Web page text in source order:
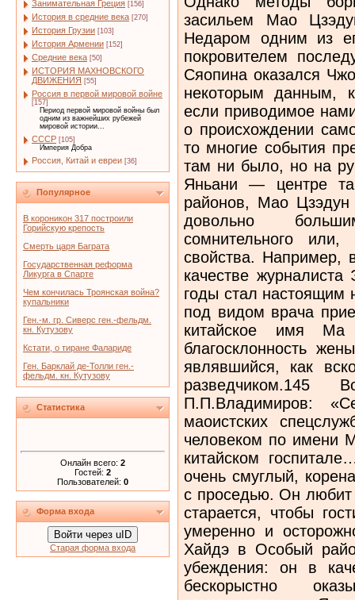
Занимательная Греция [156]
История в средние века [270]
История Грузии [103]
История Армении [152]
Средние века [50]
ИСТОРИЯ МАХНОВСКОГО
ДВИЖЕНИЯ [55]
Россия в первой мировой войне
[157]
Период первой мировой войны был
одним из важнейших рубежей
мировой истории...
СССР [105]
Империя Добра
Россия, Китай и евреи [36]
Популярное
В короникон 317 построили
Горийскую крепость
Смерть царя Баграта
Государственная реформа
Ликурга в Спарте
Чем кончилась Троянская война?
купальники
Ген.-м. гр. Сиверс ген.-фельдм.
кн. Кутузову
Кстати, о тиране Фалариде
Ген. Барклай де-Толли ген.-
фельдм. кн. Кутузову
Статистика
Онлайн всего: 2
Гостей: 2
Пользователей: 0
Форма входа
Войти через uID
Старая форма входа
засильем Мао
Недаром одним из
покровителем
Сяопина оказался
некоторым данным,
если приводимое
о происхождении
то многие события
там ни было, но на
Яньани — центре
районов, Мао
довольно
сомнительного или,
свойства. Например,
качестве
годы стал настоящим
под видом врача
китайское имя Ма
благосклонность
являвшийся, как
П.П.Владимиров:
маоистских
человеком по имени
китайском
очень смуглый,
с проседью. Он любит
старается, чтобы
умеренно и
Хайдэ в Особый
убеждения: он в
бескорыстно